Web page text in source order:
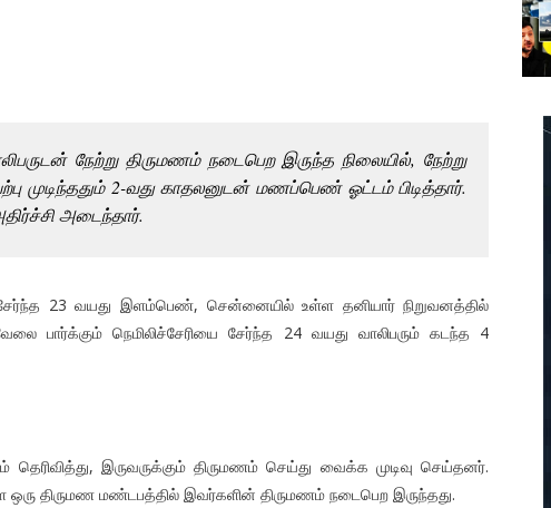
நேற்று திருமணம் நடைபெற இருந்த நிலையில், நேற்று
முடிந்ததும் 2-வது காதலனுடன் மணப்பெண் ஓட்டம் பிடித்தார்.
அடைந்தார்.
23 வயது இளம்பெண், சென்னையில் உள்ள தனியார் நிறுவனத்தில்
பார்க்கும் நெமிலிச்சேரியை சேர்ந்த 24 வயது வாலிபரும் கடந்த 4
இருவருக்கும் திருமணம் செய்து வைக்க முடிவு செய்தனர்.
ஒரு திருமண மண்டபத்தில் இவர்களின் திருமணம் நடைபெற இருந்தது.